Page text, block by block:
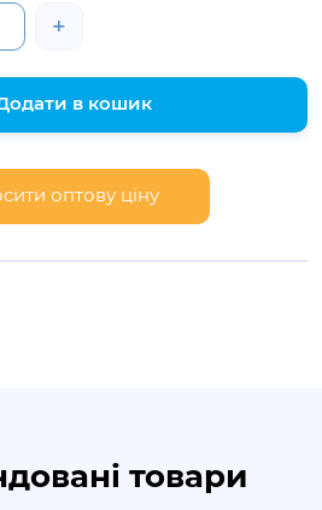
+
в кошик
оптову ціну
товари